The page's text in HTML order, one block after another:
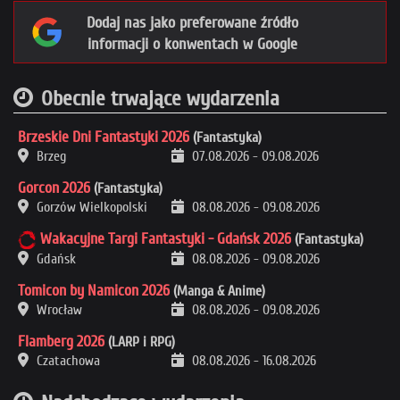
Dodaj nas jako preferowane źródło
informacji o konwentach w Google
Obecnie trwające wydarzenia
Brzeskie Dni Fantastyki 2026 (Fantastyka)
Brzeg
07.08.2026 - 09.08.2026
Gorcon 2026 (Fantastyka)
Gorzów Wielkopolski
08.08.2026 - 09.08.2026
Wakacyjne Targi Fantastyki - Gdańsk 2026 (Fantastyka)
Gdańsk
08.08.2026 - 09.08.2026
Tomicon by Namicon 2026 (Manga & Anime)
Wrocław
08.08.2026 - 09.08.2026
Flamberg 2026 (LARP i RPG)
Czatachowa
08.08.2026 - 16.08.2026